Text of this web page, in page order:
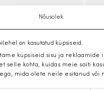
Nõusolek
on kasutatud küpsiseid.
küpsiseid sisu ja reklaamide
selle kohta, kuidas meie saiti
mida olete neile esitanud või